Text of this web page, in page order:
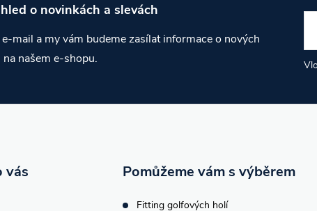
o novinkách a slevách
mail a my vám budeme zasílat informace o nových
našem e-shopu.
vás Pomůžeme vám s výběrem
Fitting golfových holí